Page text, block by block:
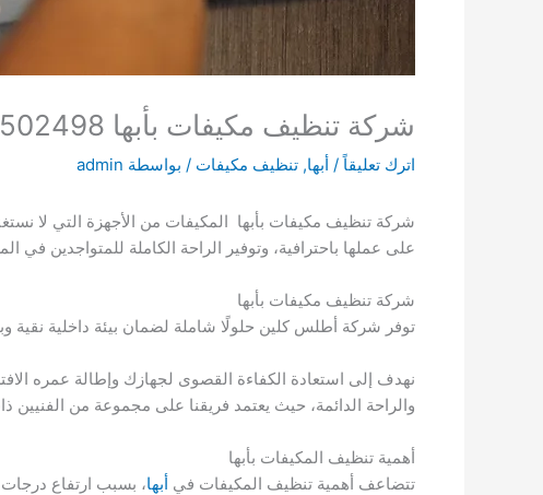
شركة تنظيف مكيفات بأبها 0509502498
اترك تعليقاً / أبها, تنظيف مكيفات / بواسطة admin
شركة تنظيف مكيفات بأبها المكيفات من الأجهزة التي لا
على عملها باحترافية، وتوفير الراحة الكاملة للمتواجدين
شركة تنظيف مكيفات بأبها
توفر شركة أطلس كلين حلولًا شاملة لضمان بيئة داخلية نقية
نهدف إلى استعادة الكفاءة القصوى لجهازك وإطالة عمره
والراحة الدائمة، حيث يعتمد فريقنا على مجموعة من الفنيين
أهمية تنظيف المكيفات بأبها
تتضاعف أهمية تنظيف المكيفات في أبها، بسبب ارتفاع درجات